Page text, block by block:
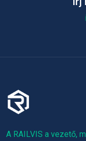
A RAILVIS a vezető,